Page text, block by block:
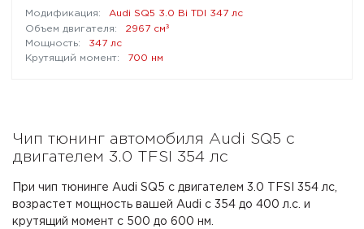
Audi SQ5 3.0 Bi TDI 347 лс
2967 см³
347 лс
700 нм
Чип тюнинг автомобиля Audi SQ5 с
двигателем 3.0 TFSI 354 лс
При чип тюнинге Audi SQ5 с двигателем 3.0 TFSI 354 лс,
возрастет мощность вашей Audi с 354 до 400 л.с. и
крутящий момент с 500 до 600 нм.